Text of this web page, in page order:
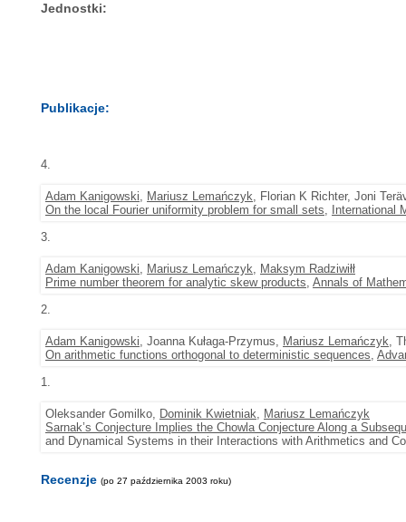
Jednostki:
Publikacje:
4.
Adam Kanigowski, Mariusz Lemańczyk, Florian K Richter, Joni
On the local Fourier uniformity problem for small sets,
International
3.
Adam Kanigowski, Mariusz Lemańczyk, Maksym Radziwiłł
Prime number theorem for analytic skew products, Annals of
2.
Adam Kanigowski, Joanna Kułaga-Przymus, Mariusz Lemańczyk,
On arithmetic functions orthogonal to deterministic sequences,
1.
Oleksander Gomilko, Dominik Kwietniak, Mariusz Lemańczyk
Sarnak’s Conjecture Implies the Chowla Conjecture Along a
and Dynamical Systems in their Interactions with Arithmetics and
Recenzje (po 27 października 2003 roku)